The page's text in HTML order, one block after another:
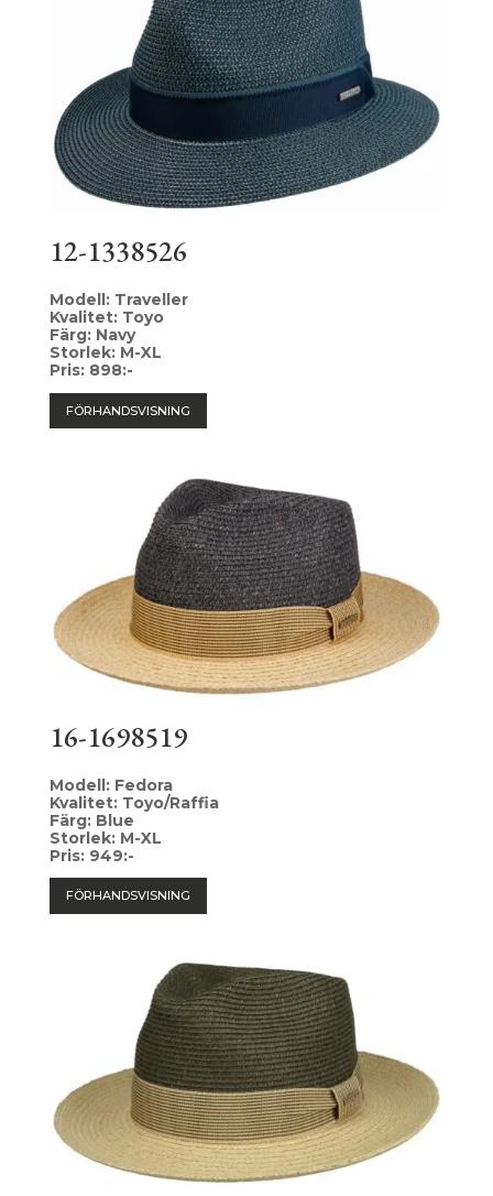
12-1338526
Modell: Traveller
Kvalitet: Toyo
Färg: Navy
Storlek: M-XL
Pris: 898:-
FÖRHANDSVISNING
16-1698519
Modell: Fedora
Kvalitet: Toyo/Raffia
Färg: Blue
Storlek: M-XL
Pris: 949:-
FÖRHANDSVISNING